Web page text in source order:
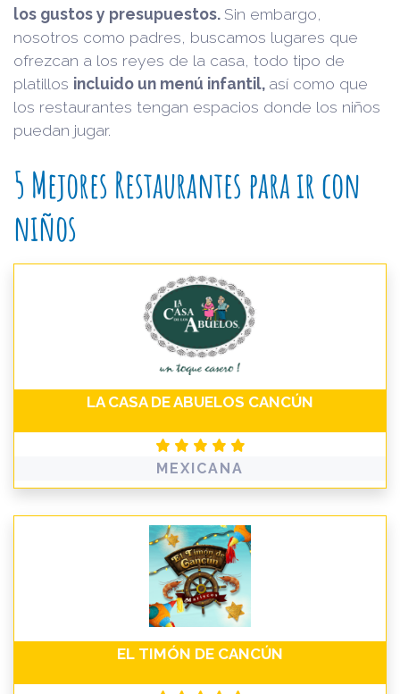
los gustos y presupuestos. Sin embargo,
nosotros como padres, buscamos lugares que
ofrezcan a los reyes de la casa, todo tipo de
platillos incluido un menú infantil, así como que
los restaurantes tengan espacios donde los niños
puedan jugar.
5 Mejores Restaurantes para ir con
niños
LA CASA DE ABUELOS CANCÚN
MEXICANA
EL TIMÓN DE CANCÚN